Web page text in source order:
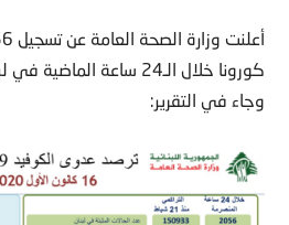
كورونا خلال الـ24 ساعة الماضية في لبنان و11 حالة وفاة.
وجاء في التقرير: